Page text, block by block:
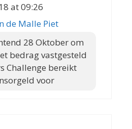
at 09:26
de Malle Piet
28 Oktober om
bedrag vastgesteld
Challenge bereikt
voor